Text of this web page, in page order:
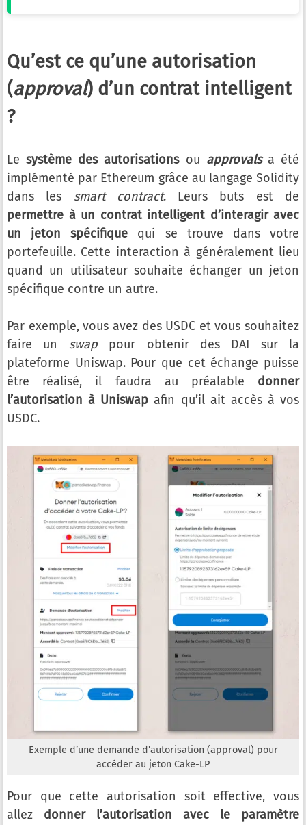
Qu’est ce qu’une autorisation
(approval) d’un contrat intelligent
?
Lesystème des autorisationsou approvalsa été
implémenté par Ethereum grâce au langage Solidity
dans les smart contract. Leurs buts est de
permettre à un contrat intelligent d’interagir avec
un jeton spécifique qui se trouve dans votre
portefeuille. Cette interaction à généralement lieu
quand un utilisateur souhaite échanger un jeton
spécifique contre un autre.
Par exemple, vous avez des USDC et vous souhaitez
faire un swappour obtenir des DAI sur la
plateforme Uniswap. Pour que cet échange puisse
être réalisé, il faudra au préalable donner
l’autorisation à Uniswap afin qu’il ait accès à vos
USDC.
Exemple d’une demande d’autorisation (approval) pour
accéder au jeton Cake-LP
Pour que cette autorisation soit effective, vous
allez donner l’autorisation avec le paramètre